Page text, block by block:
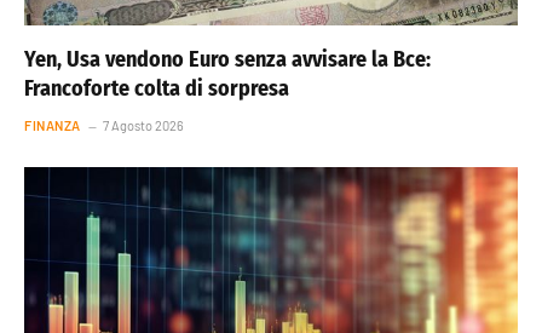
Yen, Usa vendono Euro senza avvisare la Bce:
Francoforte colta di sorpresa
FINANZA 7 Agosto 2026